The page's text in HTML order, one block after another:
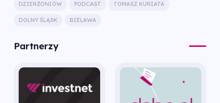
DZIERŻONIÓW PODCAST TOMASZ KURIATA
DOLNY ŚLĄSK BIELAWA
Partnerzy